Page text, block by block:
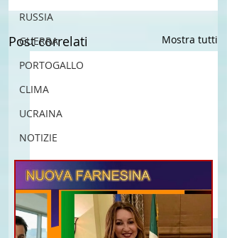
RUSSIA
GUERRA
PORTOGALLO
CLIMA
UCRAINA
NOTIZIE
Post correlati Mostra tutti